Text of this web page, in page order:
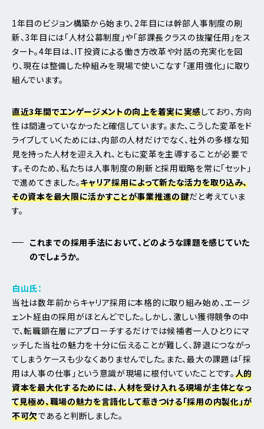
1年目のビジョン構築から始まり、2年目には幹部人事制度の刷
新、3年目には「人材公募制度」や「部課長クラスの抜擢任用」をス
タート。4年目は、IT投資による働き方改革や対話の充実化を図
り、現在は整備した枠組みを現場で使いこなす「運用強化」に取り
組んでいます。
直近3年間でエンゲージメントの向上を着実に実感しており、方向
性は間違っていなかったと確信しています。また、こうした変革をド
ライブしていくためには、内部の人材だけでなく、社外の多様な知
見を持った人材を迎え入れ、ともに変革を主導することが必要で
す。そのため、私たちは人事制度の刷新と採用戦略を常に「セット」
で進めてきました。キャリア採用によって新たな活力を取り込み、
その資本を最大限に活かすことが事業推進の鍵だと考えていま
す。
これまでの採用手法において、どのような課題を感じていた
のでしょうか。
白山氏：
当社は数年前からキャリア採用に本格的に取り組み始め、エージ
ェント経由の採用がほとんどでした。しかし、激しい獲得競争の中
で、転職顕在層にアプローチするだけでは候補者一人ひとりにマ
ッチした当社の魅力を十分に伝えることが難しく、辞退につながっ
てしまうケースも少なくありませんでした。また、最大の課題は「採
用は人事の仕事」という意識が現場に根付いていたことです。人的
資本を最大化するためには、人材を受け入れる現場が主体となっ
て見極め、職場の魅力を言語化して惹きつける「採用の内製化」が
不可欠であると判断しました。